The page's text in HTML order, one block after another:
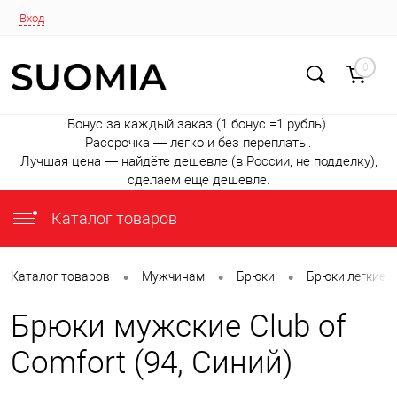
Вход
0
Бонус за каждый заказ (1 бонус =1 рубль).
Рассрочка — легко и без переплаты.
Лучшая цена — найдёте дешевле (в России, не подделку),
сделаем ещё дешевле.
Каталог товаров
Каталог товаров • Мужчинам • Брюки • Брюки легкие
Брюки мужские Club of
Comfort (94, Синий)